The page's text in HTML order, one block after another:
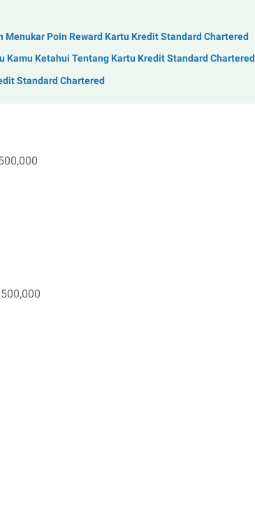
Menukar Poin Reward Kartu Kredit Standard Chartered
Kamu Ketahui Tentang Kartu Kredit Standard Chartered
Standard Chartered